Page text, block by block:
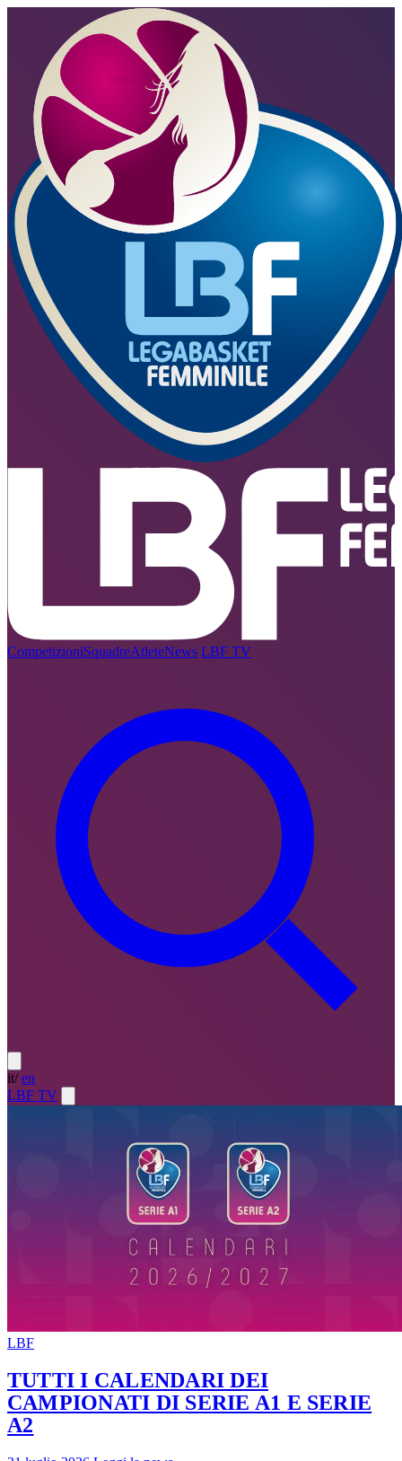
CompetizioniSquadreAtleteNews LBF TV
it/ en
LBF TV
LBF
TUTTI I CALENDARI DEI
CAMPIONATI DI SERIE A1 E SERIE
A2